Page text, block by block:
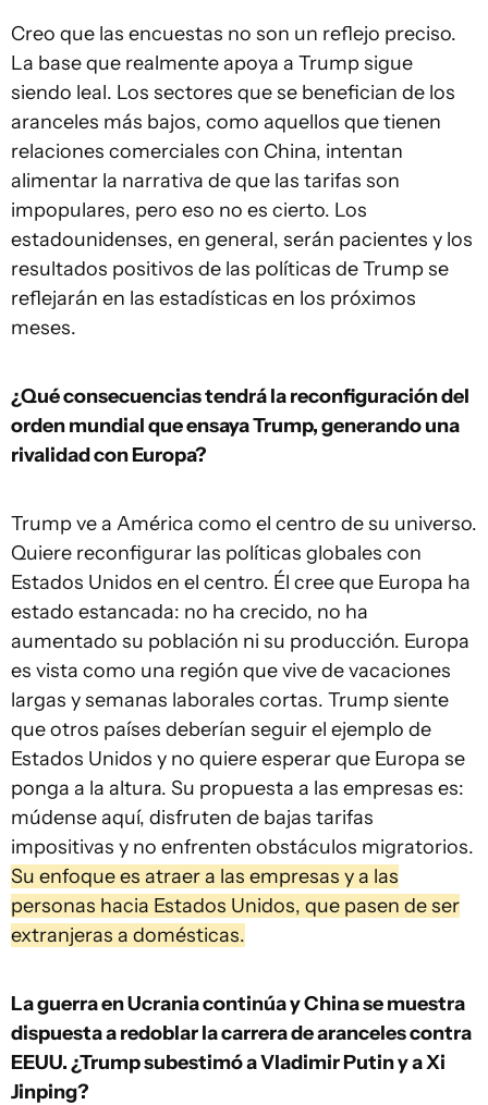
Creo que las encuestas no son un reflejo preciso.
La base que realmente apoya a Trump sigue
siendo leal. Los sectores que se benefician de los
aranceles más bajos, como aquellos que tienen
relaciones comerciales con China, intentan
alimentar la narrativa de que las tarifas son
impopulares, pero eso no es cierto. Los
estadounidenses, en general, serán pacientes y los
resultados positivos de las políticas de Trump se
reflejarán en las estadísticas en los próximos
meses.
¿Qué consecuencias tendrá la reconfiguración del
orden mundial que ensaya Trump, generando una
rivalidad con Europa?
Trump ve a América como el centro de su universo.
Quiere reconfigurar las políticas globales con
Estados Unidos en el centro. Él cree que Europa ha
estado estancada: no ha crecido, no ha
aumentado su población ni su producción. Europa
es vista como una región que vive de vacaciones
largas y semanas laborales cortas. Trump siente
que otros países deberían seguir el ejemplo de
Estados Unidos y no quiere esperar que Europa se
ponga a la altura. Su propuesta a las empresas es:
múdense aquí, disfruten de bajas tarifas
impositivas y no enfrenten obstáculos migratorios.
Su enfoque es atraer a las empresas y a las
personas hacia Estados Unidos, que pasen de ser
extranjeras a domésticas.
La guerra en Ucrania continúa y China se muestra
dispuesta a redoblar la carrera de aranceles contra
EEUU. ¿Trump subestimó a Vladimir Putin y a Xi
Jinping?